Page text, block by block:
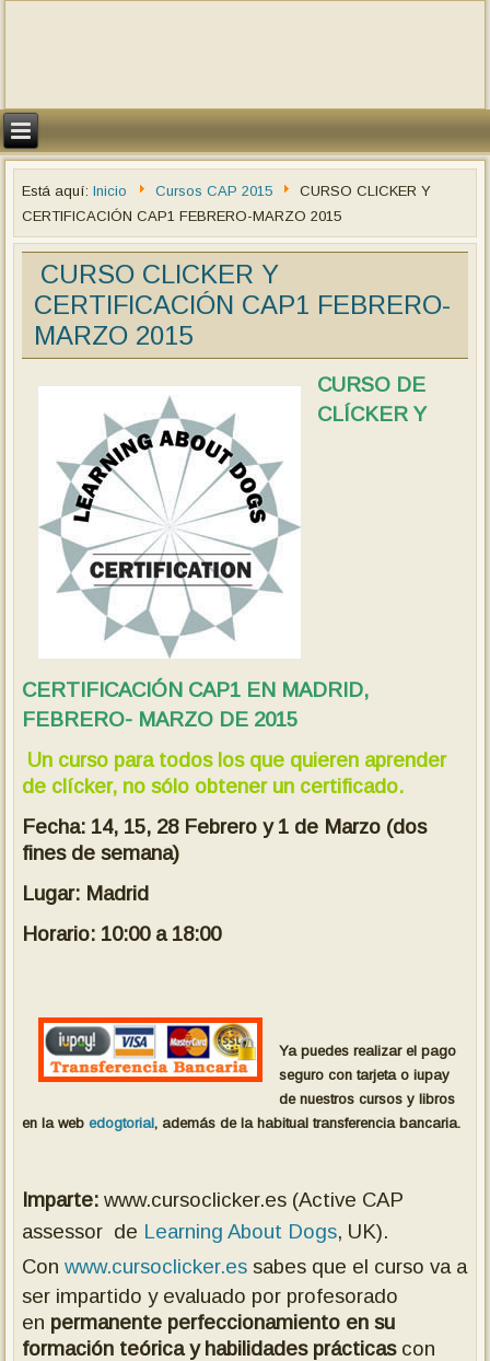
Está aquí:Inicio Cursos CAP 2015
CURSO CLICKER Y
CERTIFICACIÓN CAP1 FEBRERO-MARZO 2015
CURSO CLICKER Y
CERTIFICACIÓN CAP1 FEBRERO-
MARZO 2015
CURSO DE
CLÍCKER Y
CERTIFICACIÓN CAP1 EN MADRID,
FEBRERO- MARZO DE 2015
Un curso para todos los que quieren aprender
de clícker, no sólo obtener un certificado.
Fecha: 14, 15, 28 Febrero y 1 de Marzo (dos
fines de semana)
Lugar: Madrid
Horario: 10:00 a 18:00
Ya puedes realizar el pago
seguro con tarjeta o iupay
de nuestros cursos y libros
en la web edogtorial, además de la habitual transferencia bancaria.
Imparte:www.cursoclicker.es (Active CAP
assessor de Learning About Dogs, UK).
Conwww.cursoclicker.es sabes que el curso va a
ser impartido y evaluado por profesorado
en permanente perfeccionamiento en su
formación teórica y habilidades prácticascon